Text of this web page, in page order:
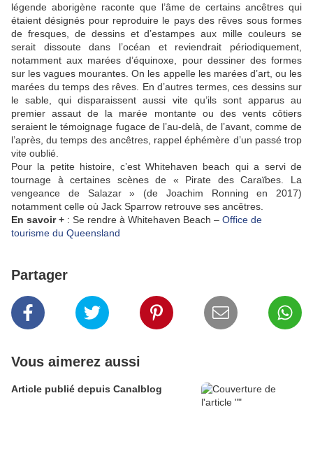
légende aborigène raconte que l’âme de certains ancêtres qui
étaient désignés pour reproduire le pays des rêves sous formes
de fresques, de dessins et d’estampes aux mille couleurs se
serait dissoute dans l’océan et reviendrait périodiquement,
notamment aux marées d’équinoxe, pour dessiner des formes
sur les vagues mourantes. On les appelle les marées d’art, ou les
marées du temps des rêves. En d’autres termes, ces dessins sur
le sable, qui disparaissent aussi vite qu’ils sont apparus au
premier assaut de la marée montante ou des vents côtiers
seraient le témoignage fugace de l’au-delà, de l’avant, comme de
l’après, du temps des ancêtres, rappel éphémère d’un passé trop
vite oublié.
Pour la petite histoire, c’est Whitehaven beach qui a servi de
tournage à certaines scènes de « Pirate des Caraïbes. La
vengeance de Salazar » (de Joachim Ronning en 2017)
notamment celle où Jack Sparrow retrouve ses ancêtres.
En savoir + : Se rendre à Whitehaven Beach – Office de
tourisme du Queensland
Partager
Vous aimerez aussi
Article publié depuis Canalblog